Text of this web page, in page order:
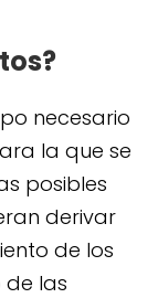
necesario
la que se
posibles
derivar
de los
de las